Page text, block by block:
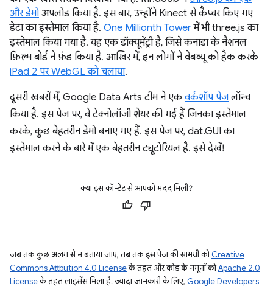
और डेमोअपलोड किया है. इस बार, उन्होंने Kinect से कैप्चर किए गए
डेटा का इस्तेमाल किया है. One Millionth Towerमें भी three.js का
इस्तेमाल किया गया है. यह एक डॉक्यूमेंट्री है, जिसे कनाडा के नैशनल
फ़िल्म बोर्ड ने फ़ंड किया है. आखिर में, इन लोगों ने वेबव्यू को हैक करके
iPad 2 पर WebGL को चलाया.
दूसरी खबरों में, Google Data Arts टीम ने एकवर्कशॉप पेजलॉन्च
किया है. इस पेज पर, वे टेक्नोलॉजी शेयर की गई हैं जिनका इस्तेमाल
करके, कुछ बेहतरीन डेमो बनाए गए हैं. इस पेज पर, dat.GUI का
इस्तेमाल करने के बारे में एक बेहतरीन ट्यूटोरियल है. इसे देखें!
क्या इस कॉन्टेंट से आपको मदद मिली?
जब तक कुछ अलग से न बताया जाए, तब तक इस पेज की सामग्री कोCreative
Commons Attribution 4.0 Licenseके तहत और कोड के नमूनों कोApache 2.0
Licenseके तहत लाइसेंस मिला है. ज़्यादा जानकारी के लिए, Google Developers